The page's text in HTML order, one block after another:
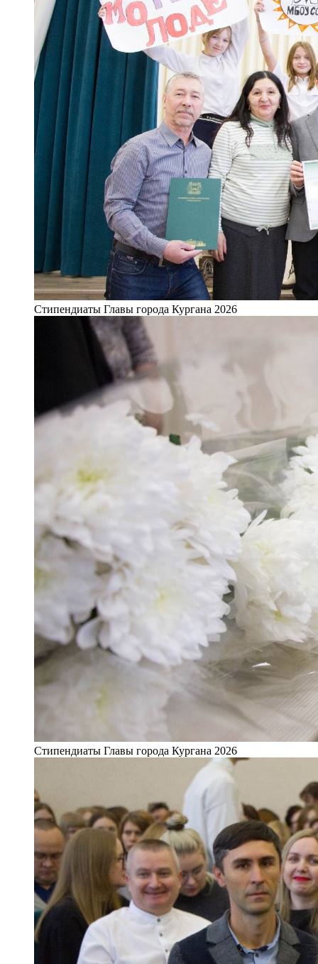
Стипендиаты Главы города Кургана 2026
Стипендиаты Главы города Кургана 2026